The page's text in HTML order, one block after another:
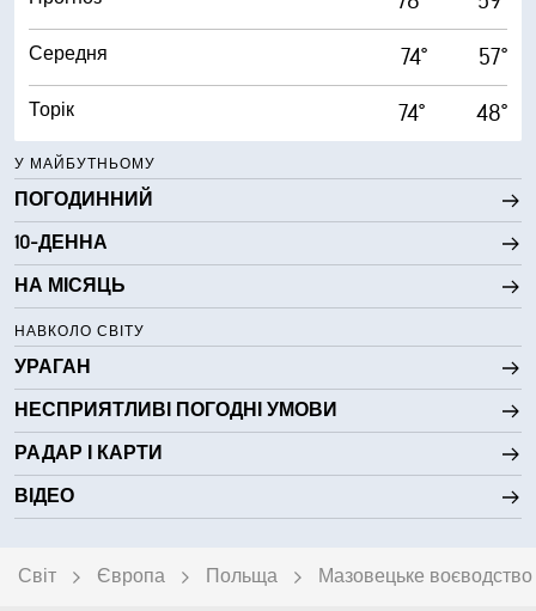
Середня 74° 57°
Торік 74° 48°
У МАЙБУТНЬОМУ
ПОГОДИННИЙ
10-ДЕННА
НА МІСЯЦЬ
НАВКОЛО СВІТУ
УРАГАН
НЕСПРИЯТЛИВІ ПОГОДНІ УМОВИ
РАДАР І КАРТИ
ВІДЕО
Світ Європа Польща Мазовецьке воєводство